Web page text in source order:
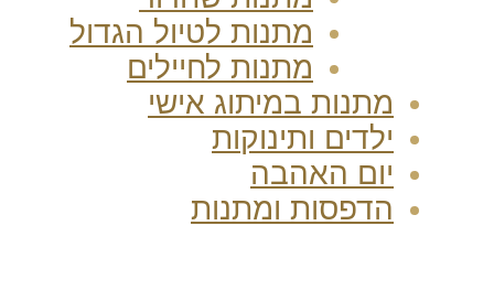
מתנות לטיול הגדול
מתנות לחיילים
מתנות במיתוג אישי
ילדים ותינוקות
יום האהבה
הדפסות ומתנות